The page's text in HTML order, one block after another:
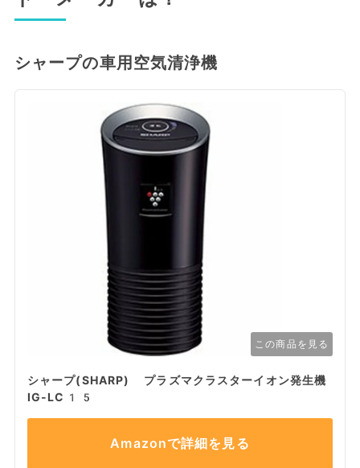
シャープの車用空気清浄機
この商品を見る
シャープ(SHARP) プラズマクラスターイオン発生機
IG-LC15
Amazonで詳細を見る